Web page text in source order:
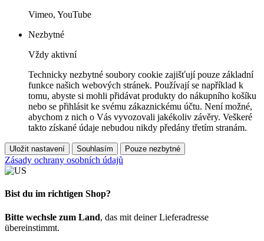
Vimeo, YouTube
Nezbytné
Vždy aktivní
Technicky nezbytné soubory cookie zajišťují pouze základní
funkce našich webových stránek. Používají se například k
tomu, abyste si mohli přidávat produkty do nákupního košíku
nebo se přihlásit ke svému zákaznickému účtu. Není možné,
abychom z nich o Vás vyvozovali jakékoliv závěry. Veškeré
takto získané údaje nebudou nikdy předány třetím stranám.
Uložit nastavení Souhlasím Pouze nezbytné
Zásady ochrany osobních údajů
Bist du im richtigen Shop?
Bitte wechsle zum Land, das mit deiner Lieferadresse
übereinstimmt.